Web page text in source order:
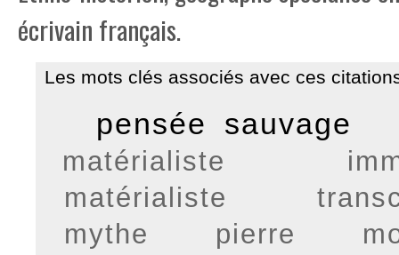
écrivain français.
Les mots clés associés avec ces
pensée sauvage
matérialiste
matérialiste
mythe
pierre